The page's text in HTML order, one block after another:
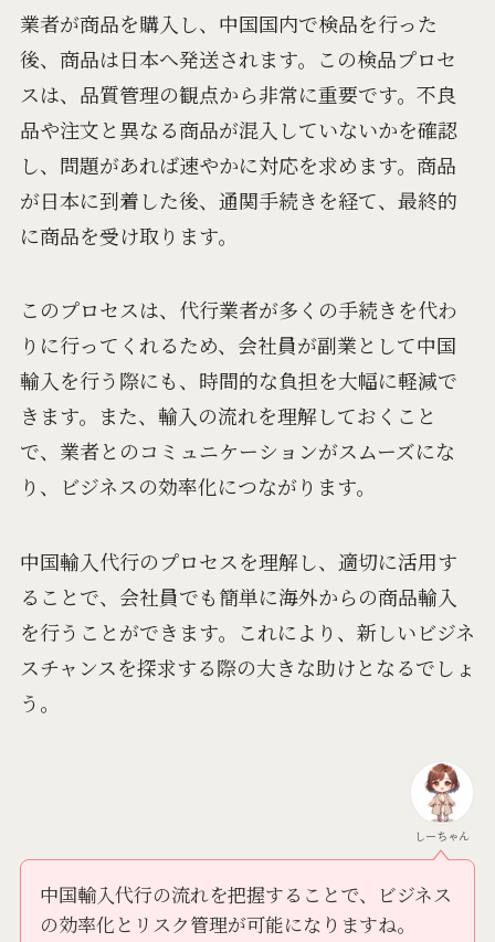
業者が商品を購入し、中国国内で検品を行った
後、商品は日本へ発送されます。この検品プロセ
スは、品質管理の観点から非常に重要です。不良
品や注文と異なる商品が混入していないかを確認
し、問題があれば速やかに対応を求めます。商品
が日本に到着した後、通関手続きを経て、最終的
に商品を受け取ります。
このプロセスは、代行業者が多くの手続きを代わ
りに行ってくれるため、会社員が副業として中国
輸入を行う際にも、時間的な負担を大幅に軽減で
きます。また、輸入の流れを理解しておくこと
で、業者とのコミュニケーションがスムーズにな
り、ビジネスの効率化につながります。
中国輸入代行のプロセスを理解し、適切に活用す
ることで、会社員でも簡単に海外からの商品輸入
を行うことができます。これにより、新しいビジネ
スチャンスを探求する際の大きな助けとなるでしょ
う。
しーちゃん
中国輸入代行の流れを把握することで、ビジネス
の効率化とリスク管理が可能になりますね。